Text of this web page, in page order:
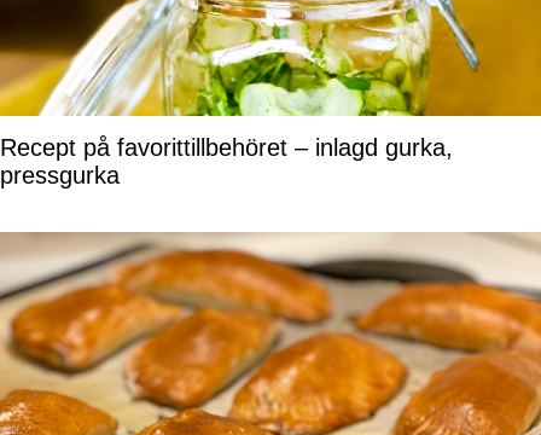
Recept på favorittillbehöret – inlagd gurka,
pressgurka